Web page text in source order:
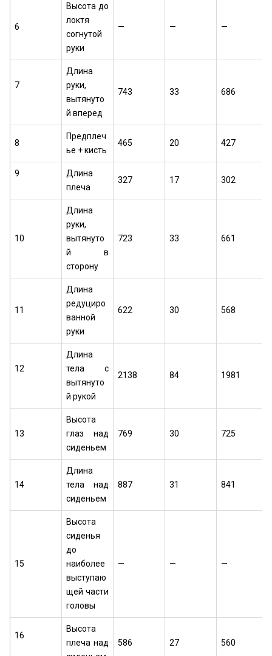
6
Высота до
локтя
согнутой
руки
— — —
7
Длина
руки,
вытянуто
й вперед
743 33 686
8
Предплеч
ье + кисть
465 20 427
9
Длина
плеча
327 17 302
10
Длина
руки,
вытянуто
й в
сторону
723 33 661
11
Длина
редуциро
ванной
руки
622 30 568
12
Длина
тела с
вытянуто
й рукой
2138 84 1981
13
Высота
глаз над
сиденьем
769 30 725
14
Длина
тела над
сиденьем
887 31 841
15
Высота
сиденья
до
наиболее
выступаю
щей части
головы
— — —
16
Высота
плеча над
586 27 560